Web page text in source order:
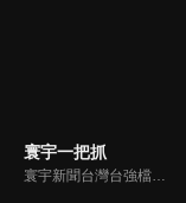
寰宇一把抓